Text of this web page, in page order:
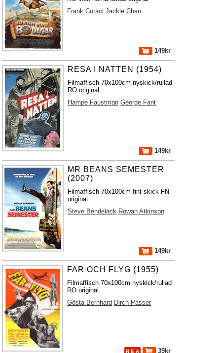
Frank Coraci Jackie Chan
149kr
RESA I NATTEN (1954)
Filmaffisch 70x100cm nyskick/rullad
RO original
Hampe Faustman George Fant
149kr
MR BEANS SEMESTER
(2007)
Filmaffisch 70x100cm fint skick FN
original
Steve Bendelack Rowan Atkinson
149kr
FAR OCH FLYG (1955)
Filmaffisch 70x100cm nyskick/rullad
RO original
Gösta Bernhard Dirch Passer
R E A 39kr